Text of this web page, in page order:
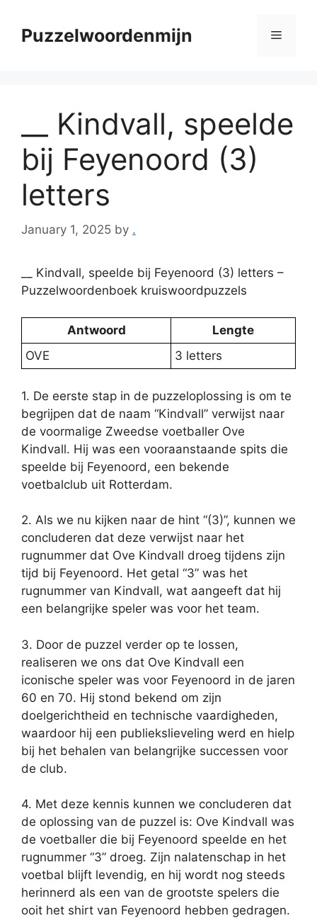
contentPuzzelwoordenmijn Menu
__ Kindvall, speelde
bij Feyenoord (3)
letters
January 1, 2025 by .
__ Kindvall, speelde bij Feyenoord (3) letters –
Puzzelwoordenboek kruiswoordpuzzels
Antwoord
Lengte
OVE
3 letters
1. De eerste stap in de puzzeloplossing is om te
begrijpen dat de naam “Kindvall” verwijst naar
de voormalige Zweedse voetballer Ove
Kindvall. Hij was een vooraanstaande spits die
speelde bij Feyenoord, een bekende
voetbalclub uit Rotterdam.
2. Als we nu kijken naar de hint “(3)”, kunnen we
concluderen dat deze verwijst naar het
rugnummer dat Ove Kindvall droeg tijdens zijn
tijd bij Feyenoord. Het getal “3” was het
rugnummer van Kindvall, wat aangeeft dat hij
een belangrijke speler was voor het team.
3. Door de puzzel verder op te lossen,
realiseren we ons dat Ove Kindvall een
iconische speler was voor Feyenoord in de jaren
60 en 70. Hij stond bekend om zijn
doelgerichtheid en technische vaardigheden,
waardoor hij een publiekslieveling werd en hielp
bij het behalen van belangrijke successen voor
de club.
4. Met deze kennis kunnen we concluderen dat
de oplossing van de puzzel is: Ove Kindvall was
de voetballer die bij Feyenoord speelde en het
rugnummer “3” droeg. Zijn nalatenschap in het
voetbal blijft levendig, en hij wordt nog steeds
herinnerd als een van de grootste spelers die
ooit het shirt van Feyenoord hebben gedragen.